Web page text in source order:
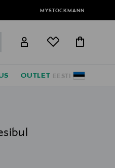
MYSTOCKMANN
label.header.go
EESTI
OUTLET